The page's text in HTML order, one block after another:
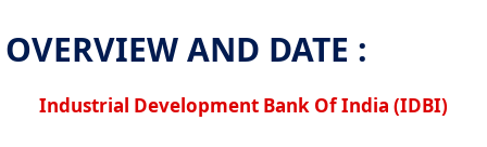
OVERVIEW AND DATE :
Industrial Development Bank Of India (IDBI)